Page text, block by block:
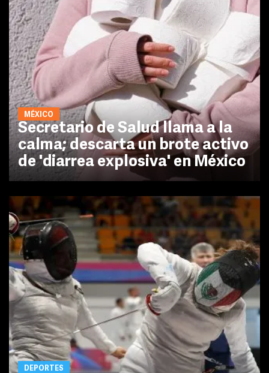
MÉXICO
Secretario de Salud llama a la
calma; descarta un brote activo
de 'diarrea explosiva' en México
DEPORTES